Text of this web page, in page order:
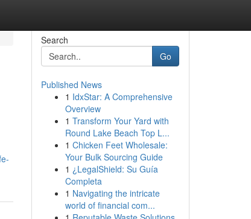
Search
Go
Published News
1 IdxStar: A Comprehensive
Overview
1 Transform Your Yard with
Round Lake Beach Top L...
1 Chicken Feet Wholesale:
Your Bulk Sourcing Guide
1 ¿LegalShield: Su Guía
Completa
1 Navigating the intricate
world of financial com...